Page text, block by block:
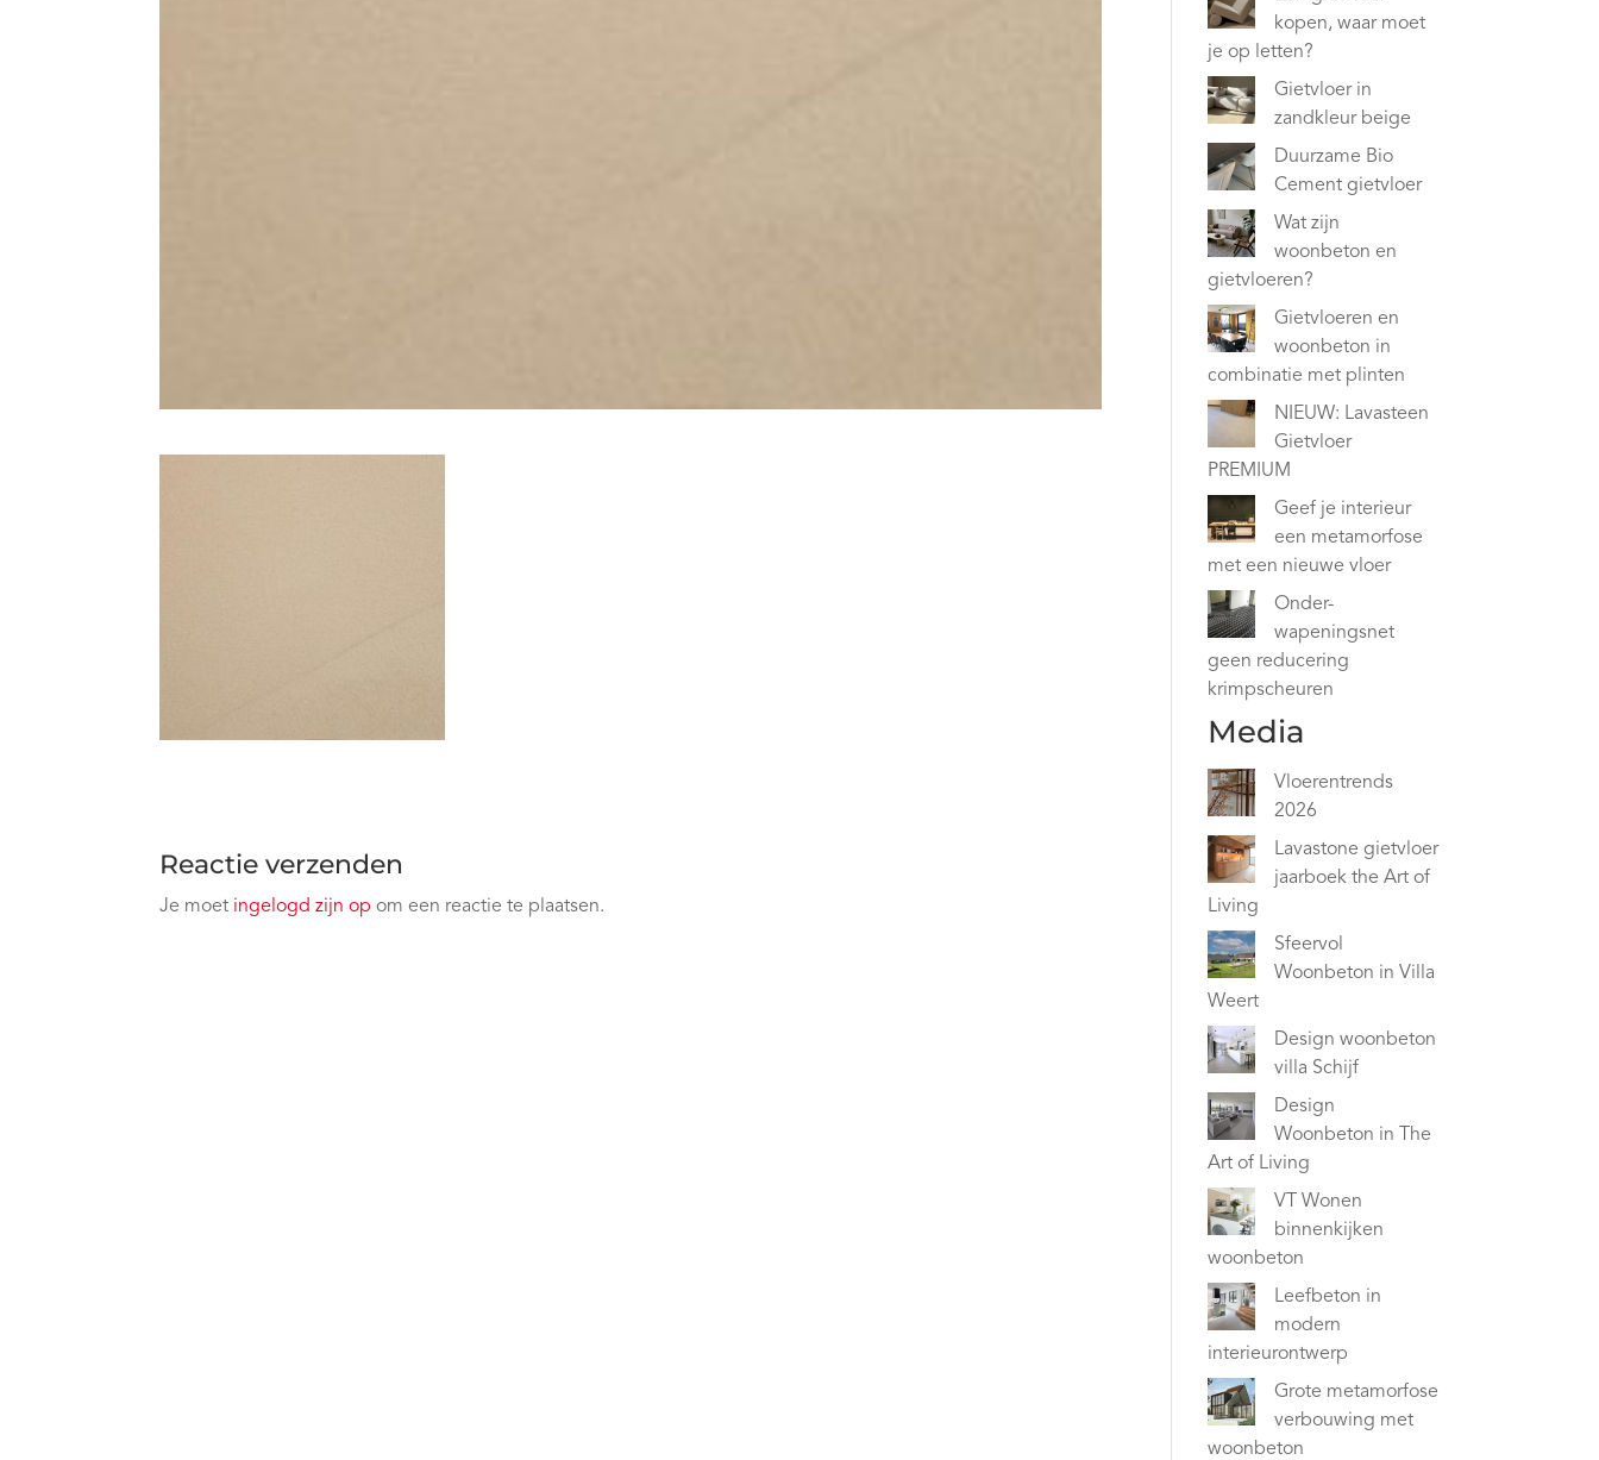
Reactie verzenden
Je moet ingelogd zijn op om een reactie te plaatsen.
kopen, waar moet
je op letten?
Gietvloer in
zandkleur beige
Duurzame Bio
Cement gietvloer
Wat zijn
woonbeton en
gietvloeren?
Gietvloeren en
woonbeton in
combinatie met plinten
NIEUW: Lavasteen
Gietvloer
PREMIUM
Geef je interieur
een metamorfose
met een nieuwe vloer
Onder-
wapeningsnet
geen reducering
krimpscheuren
Media
Vloerentrends
2026
Lavastone gietvloer
jaarboek the Art of
Living
Sfeervol
Woonbeton in Villa
Weert
Design woonbeton
villa Schijf
Design
Woonbeton in The
Art of Living
VT Wonen
binnenkijken
woonbeton
Leefbeton in
modern
interieurontwerp
Grote metamorfose
verbouwing met
woonbeton